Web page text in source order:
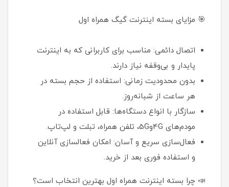
🎯 مزایای بسته اینترنت گیگ همراه اول
اتصال دائمی: مناسب برای کاربرانی که به اینترنت
پایدار و بی‌وقفه نیاز دارند.
بدون محدودیت زمانی: استفاده از حجم بسته در
هر ساعت از شبانه‌روز.
سازگار با انواع دستگاه‌ها: قابل استفاده در
مودم‌های 4Gو5G، تلفن همراه، تبلت و لپ‌تاپ.
فعال‌سازی سریع و آسان: امکان فعالسازی آنلاین
و استفاده فوری بعد از خرید.
📣 چرا بسته اینترنت همراه اول بهترین انتخاب است؟